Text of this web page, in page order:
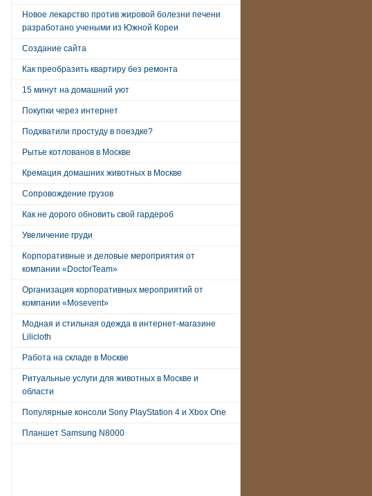
Новое лекарство против жировой болезни печени
разработано учеными из Южной Кореи
Создание сайта
Как преобразить квартиру без ремонта
15 минут на домашний уют
Покупки через интернет
Подхватили простуду в поездке?
Рытье котлованов в Москве
Кремация домашних животных в Москве
Сопровождение грузов
Как не дорого обновить свой гардероб
Увеличение груди
Корпоративные и деловые мероприятия от
компании «DoctorTeam»
Организация корпоративных мероприятий от
компании «Mosevent»
Модная и стильная одежда в интернет-магазине
Lilicloth
Работа на складе в Москве
Ритуальные услуги для животных в Москве и
области
Популярные консоли Sony PlayStation 4 и Xbox One
Планшет Samsung N8000